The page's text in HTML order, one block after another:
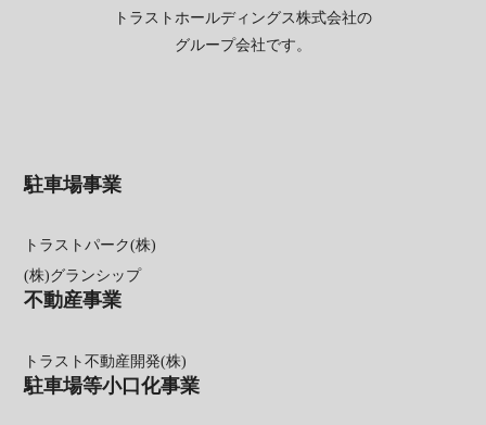
トラストホールディングス株式会社の
グループ会社です。
駐車場事業
トラストパーク(株)
(株)グランシップ
不動産事業
トラスト不動産開発(株)
駐車場等小口化事業